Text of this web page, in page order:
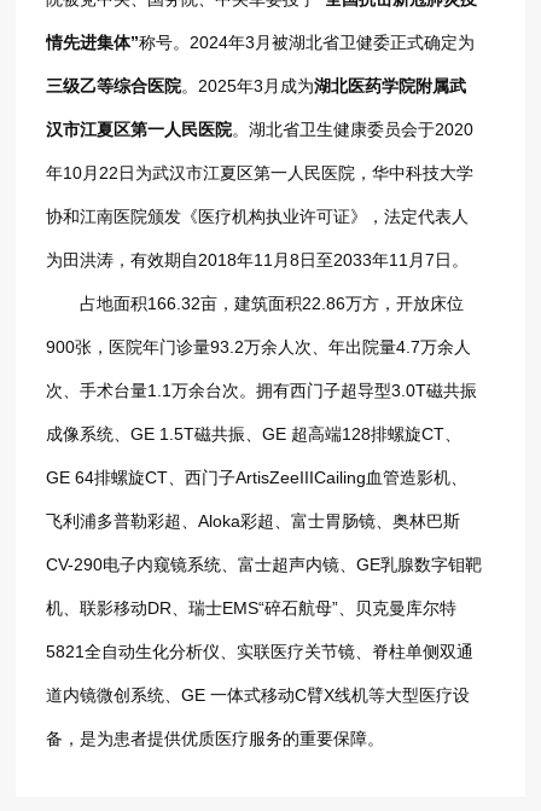
情先进集体”称号。2024年3月被湖北省卫健委正式确定为
三级乙等综合医院。2025年3月成为湖北医药学院附属武
汉市江夏区第一人民医院。湖北省卫生健康委员会于2020
年10月22日为武汉市江夏区第一人民医院，华中科技大学
协和江南医院颁发《医疗机构执业许可证》，法定代表人
为田洪涛，有效期自2018年11月8日至2033年11月7日。
占地面积166.32亩，建筑面积22.86万方，开放床位
900张，医院年门诊量93.2万余人次、年出院量4.7万余人
次、手术台量1.1万余台次。拥有西门子超导型3.0T磁共振
成像系统、GE 1.5T磁共振、GE 超高端128排螺旋CT、
GE 64排螺旋CT、西门子ArtisZeeIIICailing血管造影机、
飞利浦多普勒彩超、Aloka彩超、富士胃肠镜、奥林巴斯
CV-290电子内窥镜系统、富士超声内镜、GE乳腺数字钼靶
机、联影移动DR、瑞士EMS“碎石航母”、贝克曼库尔特
5821全自动生化分析仪、实联医疗关节镜、脊柱单侧双通
道内镜微创系统、GE 一体式移动C臂X线机等大型医疗设
备，是为患者提供优质医疗服务的重要保障。